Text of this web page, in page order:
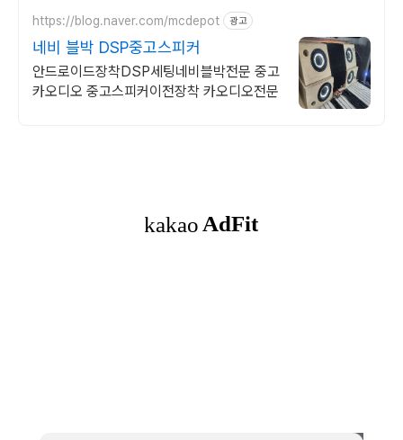
https://blog.naver.com/mcdepot 광고
네비 블박 DSP중고스피커
안드로이드장착DSP세팅네비블박전문 중고
카오디오 중고스피커이전장착 카오디오전문